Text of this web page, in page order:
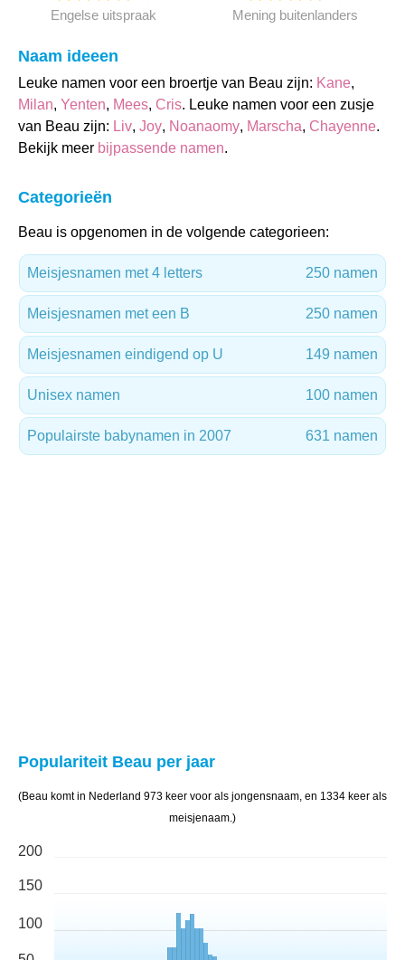
Engelse uitspraak Mening buitenlanders
Naam ideeen
Leuke namen voor een broertje van Beau zijn: Kane,
Milan, Yenten, Mees, Cris. Leuke namen voor een zusje
van Beau zijn: Liv, Joy, Noanaomy, Marscha, Chayenne.
Bekijk meer bijpassende namen.
Categorieën
Beau is opgenomen in de volgende categorieen:
Meisjesnamen met 4 letters 250 namen
Meisjesnamen met een B 250 namen
Meisjesnamen eindigend op U 149 namen
Unisex namen 100 namen
Populairste babynamen in 2007 631 namen
Populariteit Beau per jaar
(Beau komt in Nederland 973 keer voor als jongensnaam, en 1334 keer als
meisjenaam.)
200
150
100